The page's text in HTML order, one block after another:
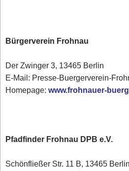
Bürgerverein Frohnau
Der Zwinger 3, 13465 Berlin
E-Mail: Presse-Buergerverein-
Homepage:www.frohnauer-
Pfadfinder Frohnau DPB e.V.
Schönfließer Str. 11 B, 13465 Berlin